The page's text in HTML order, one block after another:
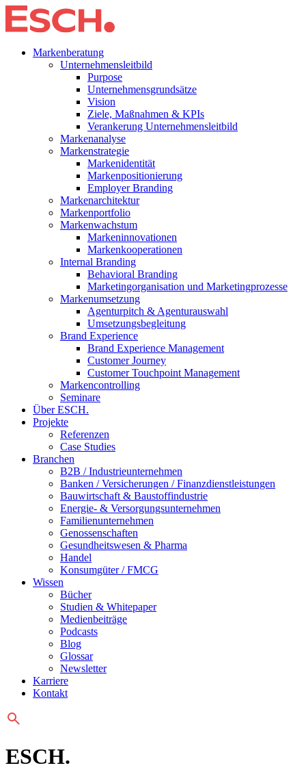
Markenberatung
Unternehmensleitbild
Purpose
Unternehmensgrundsätze
Vision
Ziele, Maßnahmen & KPIs
Verankerung Unternehmensleitbild
Markenanalyse
Markenstrategie
Markenidentität
Markenpositionierung
Employer Branding
Markenarchitektur
Markenportfolio
Markenwachstum
Markeninnovationen
Markenkooperationen
Internal Branding
Behavioral Branding
Marketingorganisation und Marketingprozesse
Markenumsetzung
Agenturpitch & Agenturauswahl
Umsetzungsbegleitung
Brand Experience
Brand Experience Management
Customer Journey
Customer Touchpoint Management
Markencontrolling
Seminare
Über ESCH.
Projekte
Referenzen
Case Studies
Branchen
B2B / Industrieunternehmen
Banken / Versicherungen / Finanzdienstleistungen
Bauwirtschaft & Baustoffindustrie
Energie- & Versorgungsunternehmen
Familienunternehmen
Genossenschaften
Gesundheitswesen & Pharma
Handel
Konsumgüter / FMCG
Wissen
Bücher
Studien & Whitepaper
Medienbeiträge
Podcasts
Blog
Glossar
Newsletter
Karriere
Kontakt
ESCH.